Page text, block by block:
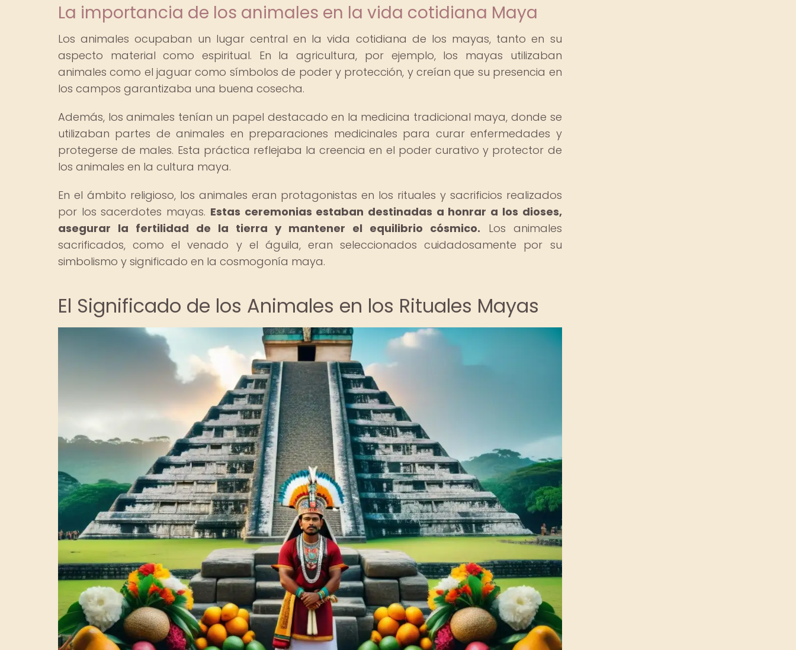
La importancia de los animales en la vida cotidiana Maya
Los animales ocupaban un lugar central en la vida cotidiana de los mayas, tanto en su
aspecto material como espiritual. En la agricultura, por ejemplo, los mayas utilizaban
animales como el jaguar como símbolos de poder y protección, y creían que su presencia en
los campos garantizaba una buena cosecha.
Además, los animales tenían un papel destacado en la medicina tradicional maya, donde se
utilizaban partes de animales en preparaciones medicinales para curar enfermedades y
protegerse de males. Esta práctica reflejaba la creencia en el poder curativo y protector de
los animales en la cultura maya.
En el ámbito religioso, los animales eran protagonistas en los rituales y sacrificios realizados
por los sacerdotes mayas. Estas ceremonias estaban destinadas a honrar a los dioses,
asegurar la fertilidad de la tierra y mantener el equilibrio cósmico. Los animales
sacrificados, como el venado y el águila, eran seleccionados cuidadosamente por su
simbolismo y significado en la cosmogonía maya.
El Significado de los Animales en los Rituales Mayas